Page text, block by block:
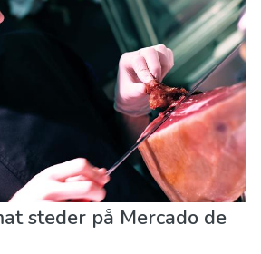
steder på Mercado de